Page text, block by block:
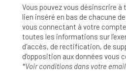
Vous pouvez vous désinscrire
lien inséré en bas de chacune
vous connectant à votre
toutes les informations sur
d'accès, de rectification, de
d'opposition aux données vous
*Voir conditions dans votre